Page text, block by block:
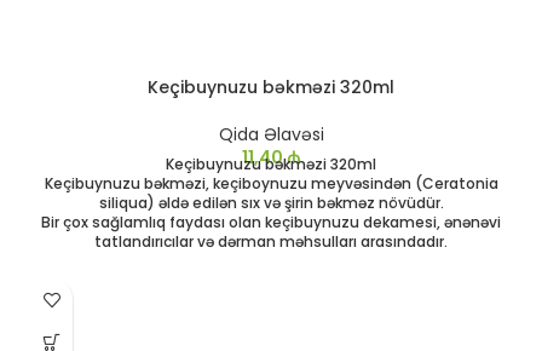
Keçibuynuzu bəkməzi 320ml
Qida Əlavəsi
11,40₼
Keçibuynuzu bəkməzi 320ml
Keçibuynuzu bəkməzi, keçiboynuzu meyvəsindən (Ceratonia
siliqua) əldə edilən sıx və şirin bəkməz növüdür.
Bir çox sağlamlıq faydası olan keçibuynuzu dekamesi, ənənəvi
tatlandırıcılar və dərman məhsulları arasındadır.